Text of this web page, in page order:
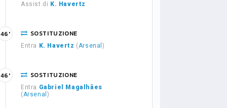
Assist di K. Havertz
SOSTITUZIONE
Entra K. Havertz (Arsenal)
46'
SOSTITUZIONE
Entra Gabriel Magalhães
(Arsenal )
46'